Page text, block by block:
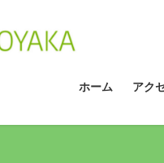
ホーム アク